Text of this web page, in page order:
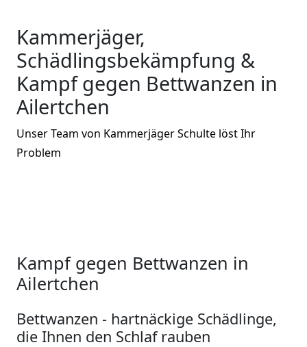
Kammerjäger,
Schädlingsbekämpfung &
Kampf gegen Bettwanzen in
Ailertchen
Unser Team von Kammerjäger Schulte löst Ihr
Problem
Kampf gegen Bettwanzen in
Ailertchen
Bettwanzen - hartnäckige Schädlinge,
die Ihnen den Schlaf rauben